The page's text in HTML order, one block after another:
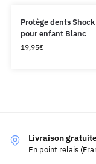
Protège dents
pour enfant Blanc
19,95€
Livraison
En point relais